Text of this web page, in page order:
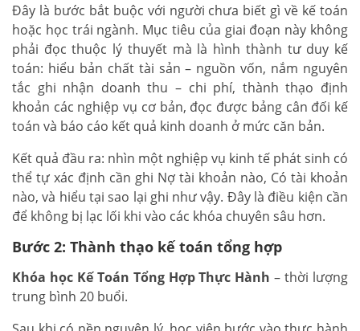
Đây là bước bắt buộc với người chưa biết gì về kế toán
hoặc học trái ngành. Mục tiêu của giai đoạn này không
phải đọc thuộc lý thuyết mà là hình thành tư duy kế
toán: hiểu bản chất tài sản – nguồn vốn, nắm nguyên
tắc ghi nhận doanh thu – chi phí, thành thạo định
khoản các nghiệp vụ cơ bản, đọc được bảng cân đối kế
toán và báo cáo kết quả kinh doanh ở mức căn bản.
Kết quả đầu ra: nhìn một nghiệp vụ kinh tế phát sinh có
thể tự xác định cần ghi Nợ tài khoản nào, Có tài khoản
nào, và hiểu tại sao lại ghi như vậy. Đây là điều kiện cần
để không bị lạc lối khi vào các khóa chuyên sâu hơn.
Bước 2: Thành thạo kế toán tổng hợp
Khóa học Kế Toán Tổng Hợp Thực Hành – thời lượng
trung bình 20 buổi.